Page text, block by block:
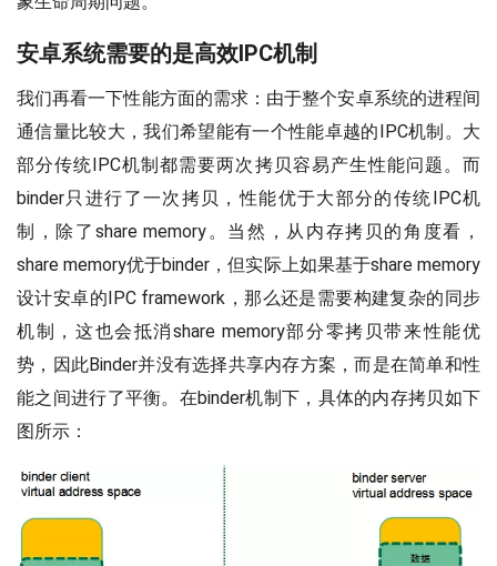
安卓系统需要的是高效IPC机制
我们再看一下性能方面的需求：由于整个安卓系统的进程间
通信量比较大，我们希望能有一个性能卓越的IPC机制。大
部分传统IPC机制都需要两次拷贝容易产生性能问题。而
binder只进行了一次拷贝，性能优于大部分的传统IPC机
制，除了share memory。当然，从内存拷贝的角度看，
share memory优于binder，但实际上如果基于share memory
设计安卓的IPC framework，那么还是需要构建复杂的同步
机制，这也会抵消share memory部分零拷贝带来性能优
势，因此Binder并没有选择共享内存方案，而是在简单和性
能之间进行了平衡。在binder机制下，具体的内存拷贝如下
图所示：